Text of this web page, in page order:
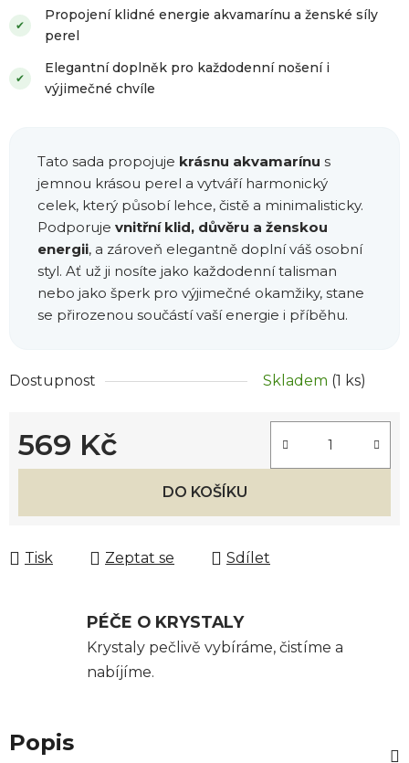
✔
Propojení klidné energie akvamarínu a ženské síly
perel
✔
Elegantní doplněk pro každodenní nošení i
výjimečné chvíle
Tato sada propojuje krásnu akvamarínu s
jemnou krásou perel a vytváří harmonický
celek, který působí lehce, čistě a minimalisticky.
Podporuje vnitřní klid, důvěru a ženskou
energii, a zároveň elegantně doplní váš osobní
styl. Ať už ji nosíte jako každodenní talisman
nebo jako šperk pro výjimečné okamžiky, stane
se přirozenou součástí vaší energie i příběhu.
Dostupnost Skladem (1 ks)
569 Kč
Měrná cena:
DO KOŠÍKU
Tisk Zeptat se Sdílet
PÉČE O KRYSTALY
Krystaly pečlivě vybíráme, čistíme a
nabíjíme.
Popis